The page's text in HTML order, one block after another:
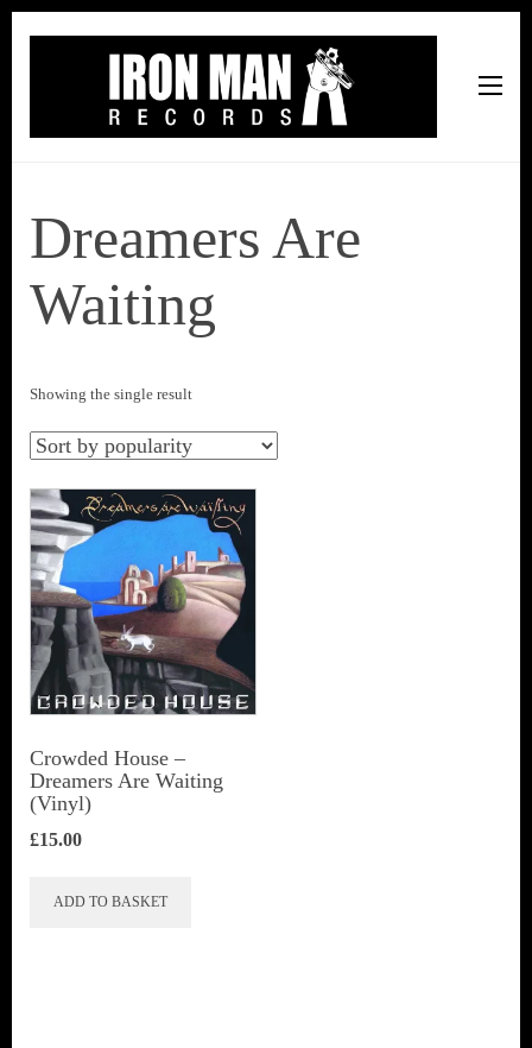
Dreamers Are
Waiting
Showing the single result
Crowded House ‎–
Dreamers Are Waiting
(Vinyl)
£15.00
ADD TO BASKET